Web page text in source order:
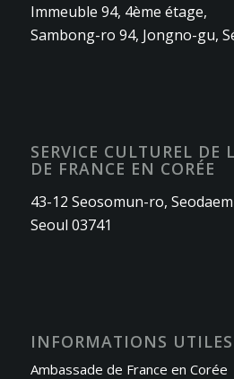
Immeuble 94, 4ème étage,
Sambong-ro 94, Jongno-gu,
SERVICE CULTUREL DE
DE FRANCE EN CORÉE
43-12 Seosomun-ro,
Seoul 03741
INFORMATIONS UTILES
Ambassade de France en Corée